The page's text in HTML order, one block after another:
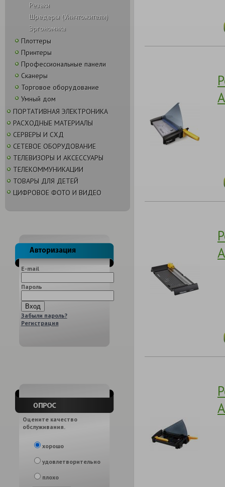
Резаки
Шредеры (Уничтожители)
Эргономика
Плоттеры
Принтеры
Профессиональные панели
Сканеры
Торговое оборудование
Умный дом
ПОРТАТИВНАЯ ЭЛЕКТРОНИКА
РАСХОДНЫЕ МАТЕРИАЛЫ
СЕРВЕРЫ И СХД
СЕТЕВОЕ ОБОРУДОВАНИЕ
ТЕЛЕВИЗОРЫ И АКСЕССУАРЫ
ТЕЛЕКОММУНИКАЦИИ
ТОВАРЫ ДЛЯ ДЕТЕЙ
ЦИФРОВОЕ ФОТО И ВИДЕО
E-mail
Пароль
Забыли пароль?
Регистрация
Оцените качество
обслуживания.
хорошо
удовлетворительно
плохо